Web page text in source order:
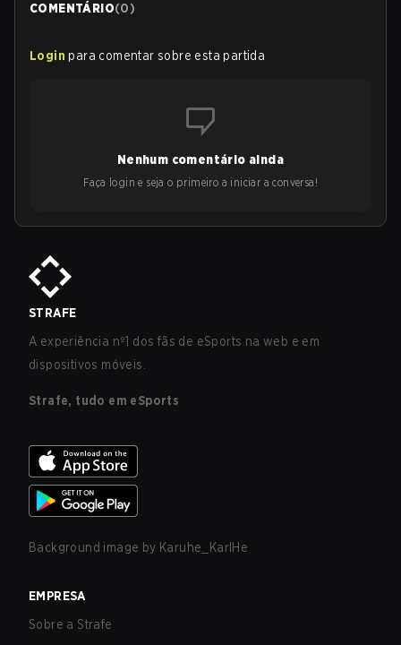
COMENTÁRIO(0)
Login para comentar sobre esta partida
Nenhum comentário ainda
Faça login e seja o primeiro a iniciar a conversa!
STRAFE
A experiência nº1 dos fãs de eSports na web e em
dispositivos móveis.
Strafe, tudo em eSports
Background image by Karuhe_KarlHe
EMPRESA
Sobre a Strafe